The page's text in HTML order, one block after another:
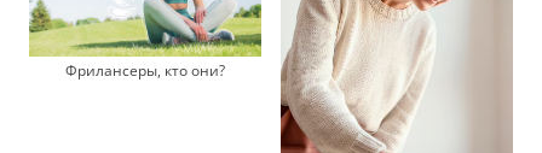
Фрилансеры, кто они?